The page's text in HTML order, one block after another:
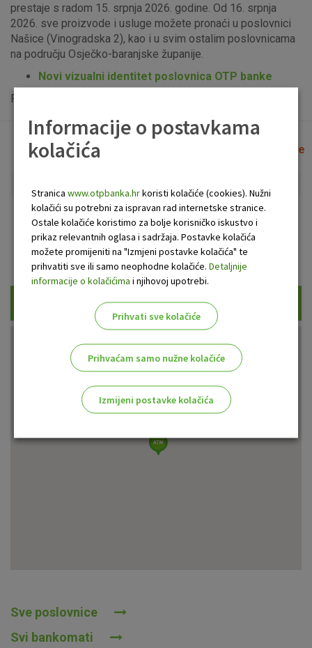
prestaje s radom 15. srpnja 2026. godine. Od 16. srpnja
2026. sve proizvode i usluge možete pronaći u poslovnici
Našice (Vinogradska 2), kao i u svim ostalim poslovnicama
na području Osječko-baranjske županije.
Novi vizualni identitet poslovnica OTP banke
Popis uplatno-isplatnih bankomata možete vidjeti
Lista poslovnica i bankomata Očisti filtere
Bankomat Poslovnica
Prikaži samo uplatne bankomate
Sve poslovnice
Svi bankomati
Informacije o postavkama
kolačića
Stranica www.otpbanka.hrkoristi kolačiće (cookies). Nužni
kolačići su potrebni za ispravan rad internetske stranice.
Ostale kolačiće koristimo za bolje korisničko iskustvo i
prikaz relevantnih oglasa i sadržaja. Postavke kolačića
možete promijeniti na "Izmjeni postavke kolačića" te
prihvatiti sve ili samo neophodne kolačiće. Detaljnije
informacije o kolačićima i njihovoj upotrebi.
Prihvati sve kolačiće
Prihvaćam samo nužne kolačiće
Izmijeni postavke kolačića